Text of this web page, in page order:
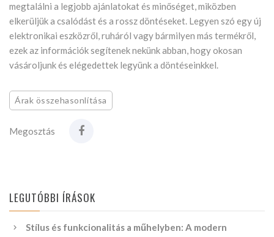
megtalálni a legjobb ajánlatokat és minőséget, miközben
elkerüljük a csalódást és a rossz döntéseket. Legyen szó egy új
elektronikai eszközről, ruháról vagy bármilyen más termékről,
ezek az információk segítenek nekünk abban, hogy okosan
vásároljunk és elégedettek legyünk a döntéseinkkel.
Árak összehasonlítása
Megosztás
LEGUTÓBBI ÍRÁSOK
Stílus és funkcionalitás a műhelyben: A modern